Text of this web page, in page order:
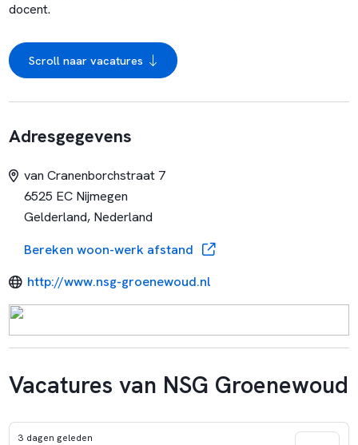
docent.
Scroll naar vacatures
Adresgegevens
van Cranenborchstraat 7
6525 EC Nijmegen
Gelderland, Nederland
Bereken woon-werk afstand
http://www.nsg-groenewoud.nl
Vacatures van NSG Groenewoud
3 dagen geleden